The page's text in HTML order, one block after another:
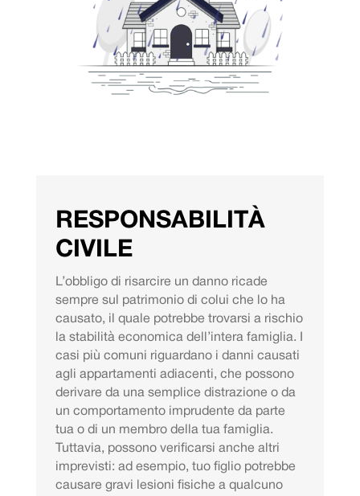
RESPONSABILITÀ
CIVILE
L’obbligo di risarcire un danno ricade
sempre sul patrimonio di colui che lo ha
causato, il quale potrebbe trovarsi a rischio
la stabilità economica dell’intera famiglia. I
casi più comuni riguardano i danni causati
agli appartamenti adiacenti, che possono
derivare da una semplice distrazione o da
un comportamento imprudente da parte
tua o di un membro della tua famiglia.
Tuttavia, possono verificarsi anche altri
imprevisti: ad esempio, tuo figlio potrebbe
causare gravi lesioni fisiche a qualcuno